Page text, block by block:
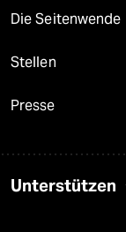
Die Seitenwende
Stellen
Presse
Unterstützen